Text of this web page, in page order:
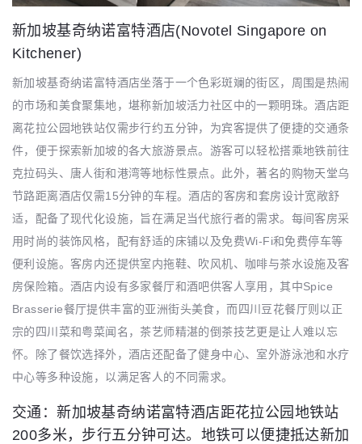
新加坡基奇纳诺富特酒店(Novotel Singapore on
Kitchener)
新加坡基奇纳诺富特酒店坐落于一个色彩斑斓的街区，周围是热闹
的市场和美食聚集地，堪称新加坡活力社区中的一颗明珠。酒店距
离花拉公园地铁站仅需步行约五分钟，为宾客提供了便捷的交通条
件，便于探索新加坡的各大旅游景点。游客可以轻松搭乘地铁前往
克拉码头、唐人街和港湾等地标性景点。此外，著名的购物天堂乌
节路距离酒店仅需15分钟的车程。酒店的客房和套房设计宽敞舒
适，配备了现代化设施，旨在满足当代旅行者的需求。每间客房采
用时尚的装饰风格，配有舒适的床铺以及免费Wi-Fi和免费停车等
便利设施。客房内还提供室内拖鞋、吹风机、咖啡与茶水设施及客
房保险箱。酒店内设有多家餐厅和酒吧供客人享用，其中Spice
Brasserie餐厅提供丰富的亚洲街头美食，而四川豆花餐厅则以正
宗的四川菜和粤菜闻名，茶艺师精湛的倒茶技艺更是让人难以忘
怀。除了餐饮选择外，酒店还配备了健身中心、室外游泳池和水疗
中心等多种设施，以满足客人的不同需求。
交通：新加坡基奇纳诺富特酒店距花拉公园地铁站
200多米，步行五分钟可达。地铁可以便捷抵达新加